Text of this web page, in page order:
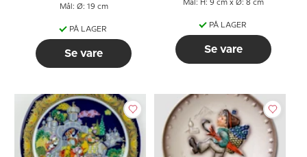
Mål: Ø: 19 cm
PÅ LAGER
Se vare
Mål: H: 9 cm x Ø: 8 cm
PÅ LAGER
Se vare